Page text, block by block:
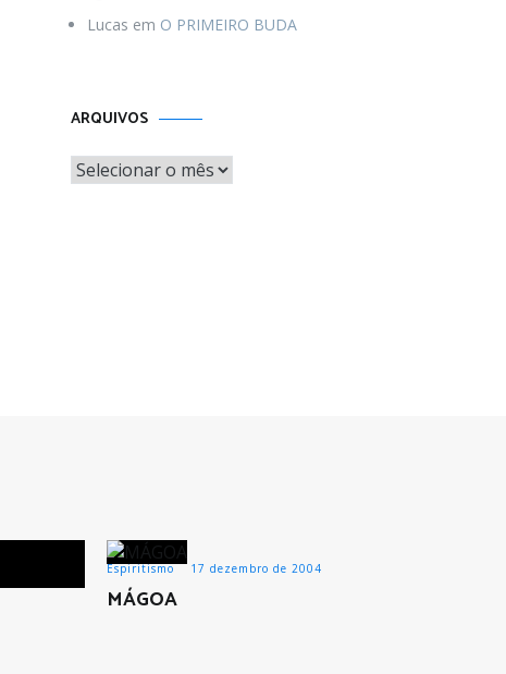
Lucas em O PRIMEIRO BUDA
ARQUIVOS Arquivos
Espiritismo 17 dezembro de 2004
MÁGOA